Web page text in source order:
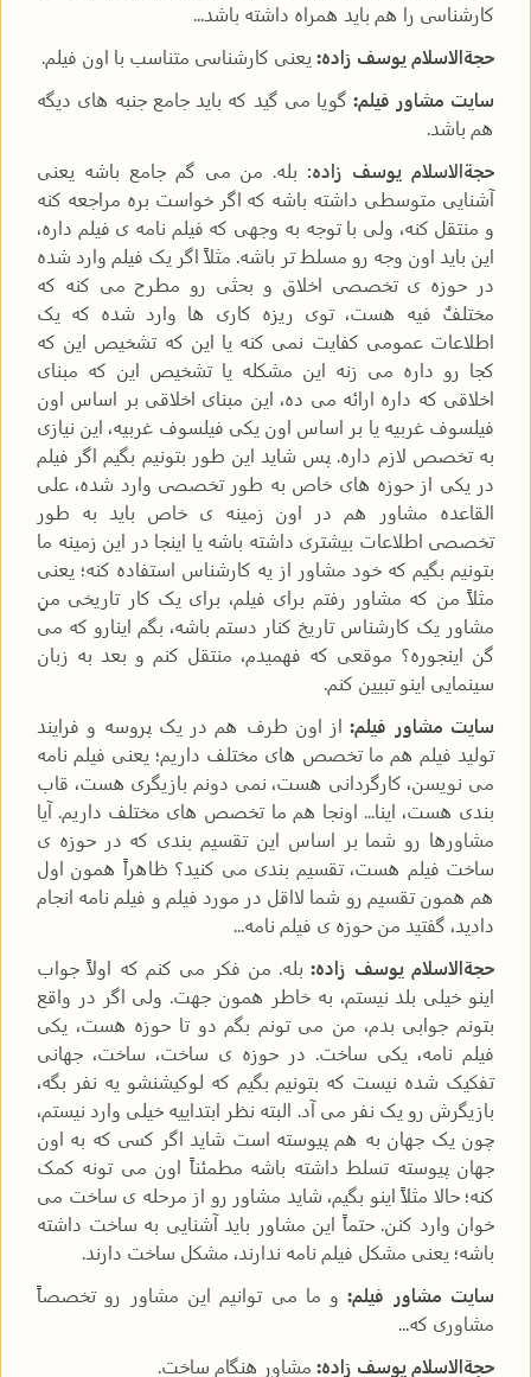
کارشناسی را هم باید همراه داشته باشد...
حجةالاسلام یوسف زاده: یعنی کارشناسی متناسب با اون فیلم.
سایت مشاور فیلم: گویا می گید که باید جامع جنبه های دیگه
هم باشد.
حجةالاسلام یوسف زاده: بله. من می گم جامع باشه یعنی
آشنایی متوسطی داشته باشه که اگر خواست بره مراجعه کنه
و منتقل کنه، ولی با توجه به وجهی که فیلم نامه ی فیلم داره،
این باید اون وجه رو مسلط تر باشه. مثلاً اگر یک فیلم وارد شده
در حوزه ی تخصصی اخلاق و بحثی رو مطرح می کنه که
مختلفٌ فیه هست، توی ریزه کاری ها وارد شده که یک
اطلاعات عمومی کفایت نمی کنه یا این که تشخیص این که
کجا رو داره می زنه این مشکله یا تشخیص این که مبنای
اخلاقی که داره ارائه می ده، این مبنای اخلاقی بر اساس اون
فیلسوف غربیه یا بر اساس اون یکی فیلسوف غربیه، این نیازی
به تخصص لازم داره. پس شاید این طور بتونیم بگیم اگر فیلم
در یکی از حوزه های خاص به طور تخصصی وارد شده، علی
القاعده مشاور هم در اون زمینه ی خاص باید به طور
تخصصی اطلاعات بیشتری داشته باشه یا اینجا در این زمینه ما
بتونیم بگیم که خود مشاور از یه کارشناس استفاده کنه؛ یعنی
مثلاً من که مشاور رفتم برای فیلم، برای یک کار تاریخی منِ
مشاور یک کارشناس تاریخ کنار دستم باشه، بگم اینارو که می
گن اینجوره؟ موقعی که فهمیدم، منتقل کنم و بعد به زبان
سینمایی اینو تبیین کنم.
سایت مشاور فیلم:از اون طرف هم در یک پروسه و فرایند
تولید فیلم هم ما تخصص های مختلف داریم؛ یعنی فیلم نامه
می نویسن، کارگردانی هست، نمی دونم بازیگری هست، قاب
بندی هست، اینا... اونجا هم ما تخصص های مختلف داریم. آیا
مشاورها رو شما بر اساس این تقسیم بندی که در حوزه ی
ساخت فیلم هست، تقسیم بندی می کنید؟ ظاهراً همون اول
هم همون تقسیم رو شما لااقل در مورد فیلم و فیلم نامه انجام
دادید، گفتید من حوزه ی فیلم نامه...
حجةالاسلام یوسف زاده:بله. من فکر می کنم که اولاً جواب
اینو خیلی بلد نیستم، به خاطر همون جهت. ولی اگر در واقع
بتونم جوابی بدم، من می تونم بگم دو تا حوزه هست، یکی
فیلم نامه، یکی ساخت. در حوزه ی ساخت، ساخت، جهانی
تفکیک شده نیست که بتونیم بگیم که لوکیشنشو یه نفر بگه،
بازیگرش رو یک نفر می آد. البته نظر ابتداییه خیلی وارد نیستم،
چون یک جهان به هم پیوسته است شاید اگر کسی که به اون
جهان پیوسته تسلط داشته باشه مطمئناً اون می تونه کمک
کنه؛ حالا مثلاً اینو بگیم، شاید مشاور رو از مرحله ی ساخت می
خوان وارد کنن. حتماً این مشاور باید آشنایی به ساخت داشته
باشه؛ یعنی مشکل فیلم نامه ندارند، مشکل ساخت دارند.
سایت مشاور فیلم: و ما می توانیم این مشاور رو تخصصاً
مشاوری که...
حجةالاسلام یوسف زاده: مشاورِ هنگام ساخت.